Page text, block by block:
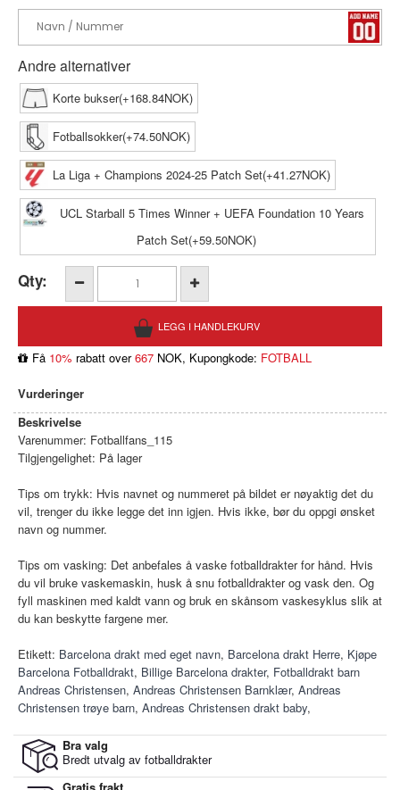
Andre alternativer
Korte bukser(+168.84NOK)
Fotballsokker(+74.50NOK)
La Liga + Champions 2024-25 Patch Set(+41.27NOK)
UCL Starball 5 Times Winner + UEFA Foundation 10 Years
Patch Set(+59.50NOK)
Qty:
Få 10% rabatt over667 NOK, Kupongkode: FOTBALL
Vurderinger
Beskrivelse
Varenummer: Fotballfans_115
Tilgjengelighet: På lager
Tips om trykk: Hvis navnet og nummeret på bildet er nøyaktig det du
vil, trenger du ikke legge det inn igjen. Hvis ikke, bør du oppgi ønsket
navn og nummer.
Tips om vasking: Det anbefales å vaske fotballdrakter for hånd. Hvis
du vil bruke vaskemaskin, husk å snu fotballdrakter og vask den. Og
fyll maskinen med kaldt vann og bruk en skånsom vaskesyklus slik at
du kan beskytte fargene mer.
Etikett: Barcelona drakt med eget navn, Barcelona drakt Herre, Kjøpe
Barcelona Fotballdrakt, Billige Barcelona drakter, Fotballdrakt barn
Andreas Christensen, Andreas Christensen Barnklær, Andreas
Christensen trøye barn, Andreas Christensen drakt baby,
Bra valg
Bredt utvalg av fotballdrakter